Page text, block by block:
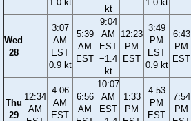
1.0 kt
kt
1.0 kt
Wed
28
3:07
AM
EST
0.9 kt
5:39
AM
EST
9:04
AM
EST
−1.4
kt
12:23
PM
EST
3:49
PM
EST
0.9 kt
6:43
PM
EST
Thu
29
12:34
AM
4:06
AM
EST
6:56
AM
10:07
AM
EST
1:33
PM
4:53
PM
EST
7:54
PM